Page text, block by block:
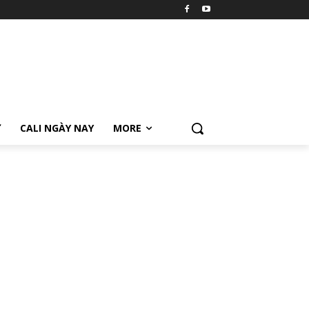
CALI NGÀY NAY MORE